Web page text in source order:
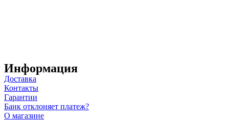
Информация
Доставка
Контакты
Гарантии
Банк отклоняет платеж?
О магазине